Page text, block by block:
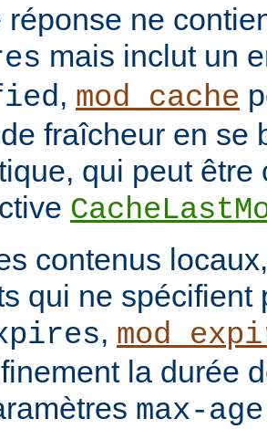
réponse ne
mais inclut un
, mod_cache
fraîcheur en se
qui peut
contenus
qui ne spécifient
,
la durée
max-age